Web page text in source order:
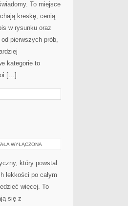
To miejsce
kreskę, cenią
w rysunku oraz
pierwszych prób,
kategorie to
[…]
WYŁĄCZONA
który powstał
lekkości po całym
więcej. To
się z